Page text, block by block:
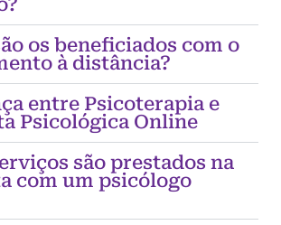
os beneficiados com o
à distância?
entre Psicoterapia e
Psicológica Online
são prestados na
com um psicólogo